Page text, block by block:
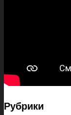
Рубрики